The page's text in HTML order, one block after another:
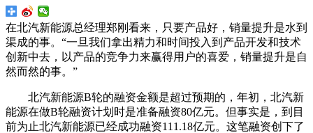
在北汽新能源总经理郑刚看来，只要产品好，销量提升是水到
渠成的事。“一旦我们拿出精力和时间投入到产品开发和技术
创新中去，以产品的竞争力来赢得用户的喜爱，销量提升是自
然而然的事。”
北汽新能源B轮的融资金额是超过预期的，年初，北汽新
能源在做B轮融资计划时是准备融资80亿元。但事实是，到目
前为止北汽新能源已经成功融资111.18亿元。这笔融资创下了